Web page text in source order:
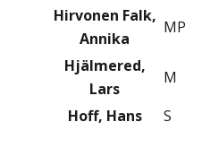
Hirvonen Falk,
Annika
MP
Hjälmered,
Lars
M
Hoff, Hans
S